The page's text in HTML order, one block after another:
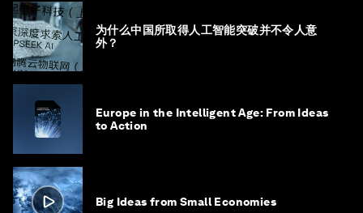
为什么中国所取得人工智能突破并不令人意
外？
Europe in the Intelligent Age: From Ideas
to Action
Big Ideas from Small Economies